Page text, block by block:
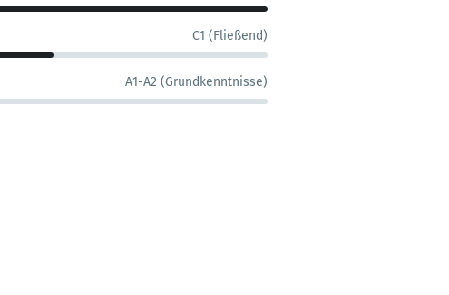
C1 (Fließend)
A1-A2 (Grundkenntnisse)